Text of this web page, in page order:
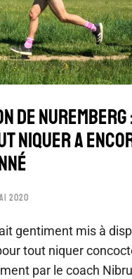
DE
NIQUER A
2020
gentiment mis à
tout niquer
par le coach